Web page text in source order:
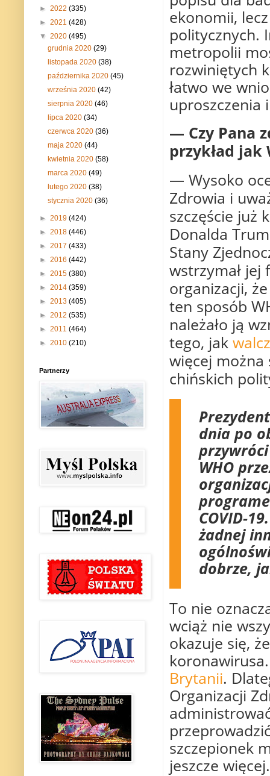
ekonomii,
politycznych.
metropolii
rozwiniętych
łatwo we
uproszczenia
— Czy Pana
przykład jak
— Wysoko
Zdrowia i
szczęście już
Donalda
Stany
wstrzymał jej
organizacji,
ten sposób
należało ją
tego, jak
więcej można
chińskich
dnia po
WHO
COVID-
żadnej
dobrze,
To nie
wciąż nie
okazuje się,
Brytanii.
Organizacji
szczepionek
jeszcze więcej.
► 2022 (335)
► 2021 (428)
▼ 2020 (495)
grudnia 2020(29)
listopada 2020(38)
października 2020(45)
września 2020(42)
sierpnia 2020(46)
lipca 2020(34)
czerwca 2020(36)
maja 2020(44)
kwietnia 2020(58)
marca 2020(49)
lutego 2020(38)
stycznia 2020(36)
► 2019 (424)
► 2018 (446)
► 2017 (433)
► 2016 (442)
► 2015 (380)
► 2014 (359)
► 2013 (405)
► 2012 (535)
► 2011 (464)
► 2010 (210)
Partnerzy